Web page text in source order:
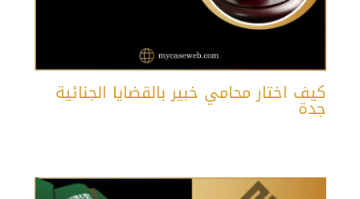
كيف اختار محامي خبير بالقضايا الجنائية
جدة